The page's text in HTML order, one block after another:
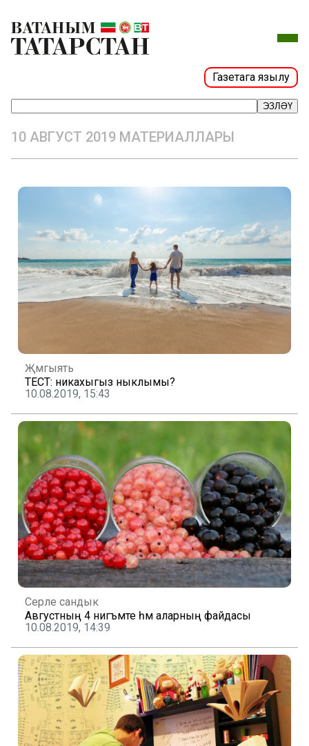
Газетага язылу
ЭЗЛӘҮ
10 АВГУСТ 2019 МАТЕРИАЛЛАРЫ
Җәмгыять
ТЕСТ: никахыгыз ныклымы?
10.08.2019, 15:43
Серле сандык
Августның 4 нигъмәте һәм аларның файдасы
10.08.2019, 14:39